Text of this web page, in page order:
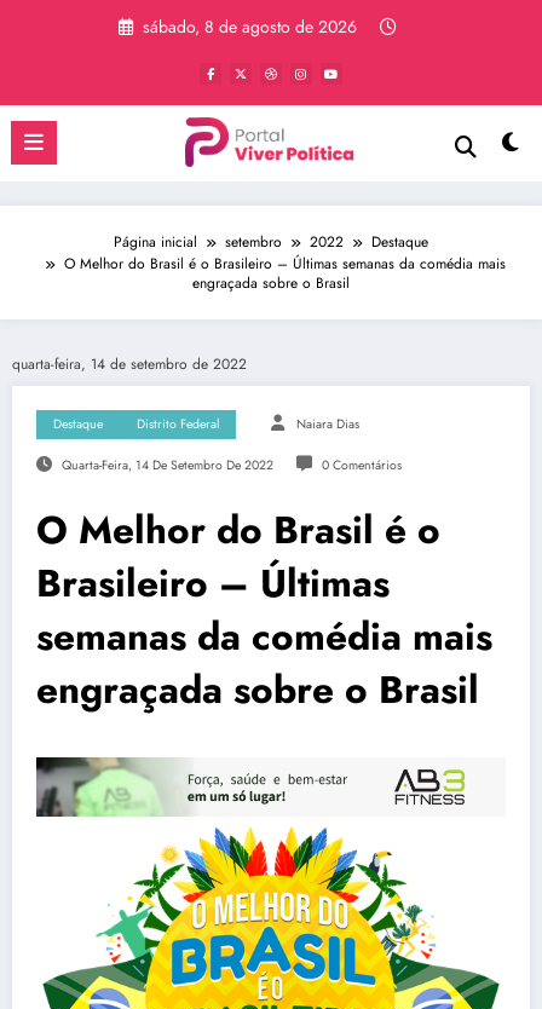
sábado, 8 de agosto de 2026
Página inicial setembro 2022
Destaque
O Melhor do Brasil é o Brasileiro – Últimas semanas da comédia mais
engraçada sobre o Brasil
quarta-feira, 14 de setembro de 2022
Destaque Distrito Federal Naiara Dias
Quarta-Feira, 14 De Setembro De 2022 0 Comentários
O Melhor do Brasil é o
Brasileiro – Últimas
semanas da comédia mais
engraçada sobre o Brasil